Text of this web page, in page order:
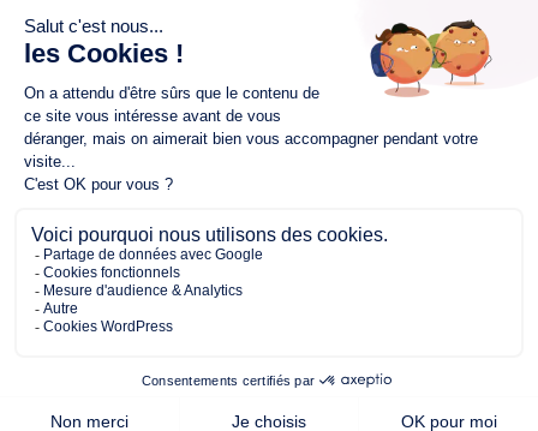
NOUS CONTACTER
02 40 300 200
NOUS SUIVRE
Copyright © 2026 Alliance Protection des Données Personnelles